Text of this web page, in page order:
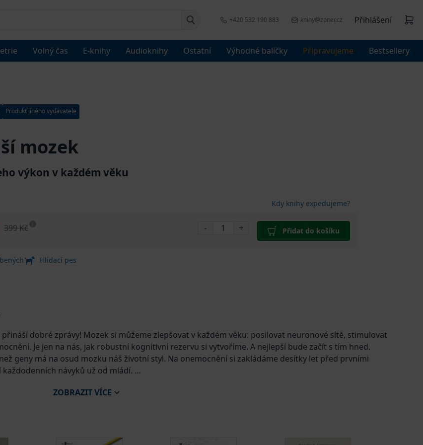
+420 532 190 883 knihy@zoner.cz Přihlášení
Volný čas E-knihy Audioknihy Ostatní Výhodné balíčky Připravujeme Bestsellery
Produkt jiného vydavatele
mozek
výkon v každém věku
Kdy knihy expedujeme?
399 Kč - + Přidat do košíku
Hlídací pes
dobré zprávy! Mozek si můžeme zlepšovat v každém věku: posilovat neuronové sítě, stimulovat
Je jen na nás, jak robustní kognitivní rezervu si vytvoříme. A nejlepší bude začít s tím hned.
geny má na osud mozku náš životní styl. Na onemocnění si zakládáme desítky let před prvními
návyků už od mládí.
projevy patologií. Doporučuje pro mozek nejlepší dietu a cvičební režim, zkoumá význam
knihy věnuje Alzheimerově chorobě, přičemž pacientům i jejich blízkým nabízí konkrétní návody pro
ZOBRAZITVÍCE